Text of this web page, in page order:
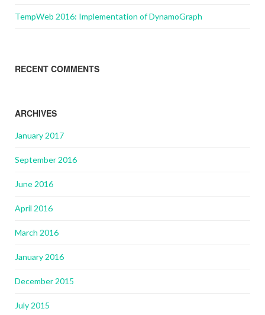
TempWeb 2016: Implementation of DynamoGraph
RECENT COMMENTS
ARCHIVES
January 2017
September 2016
June 2016
April 2016
March 2016
January 2016
December 2015
July 2015